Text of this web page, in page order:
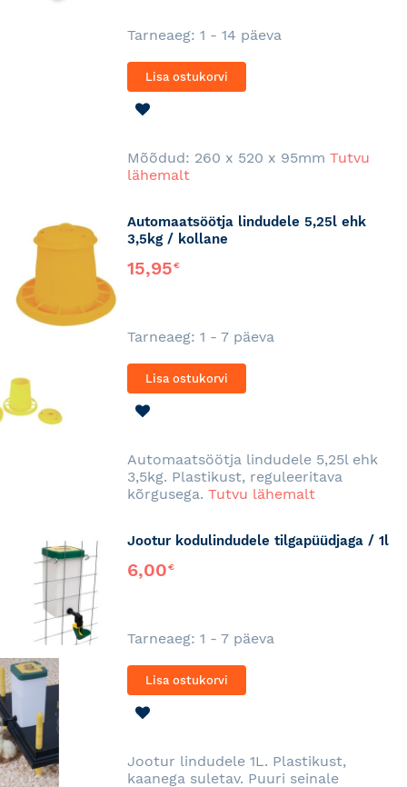
Tarneaeg: 1 - 14 päeva
Lisa ostukorvi
Mõõdud: 260 x 520 x 95mm Tutvu
lähemalt
Automaatsöötja lindudele 5,25l ehk
3,5kg / kollane
15,95€
Tarneaeg: 1 - 7 päeva
Lisa ostukorvi
Automaatsöötja lindudele 5,25l ehk
3,5kg. Plastikust, reguleeritava
kõrgusega. Tutvu lähemalt
Jootur kodulindudele tilgapüüdjaga / 1l
6,00€
Tarneaeg: 1 - 7 päeva
Lisa ostukorvi
Jootur lindudele 1L. Plastikust,
kaanega suletav. Puuri seinale